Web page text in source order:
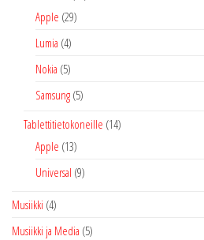
Apple (29)
Lumia (4)
Nokia (5)
Samsung (5)
Tablettitietokoneille (14)
Apple (13)
Universal (9)
Musiikki (4)
Musiikki ja Media (5)